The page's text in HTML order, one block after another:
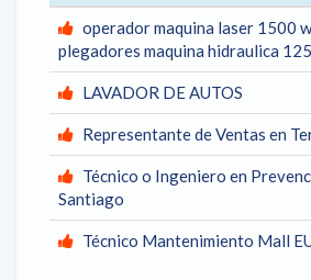
operador maquina laser 1500
plegadores maquina hidraulica
LAVADOR DE AUTOS
Representante de Ventas en
Técnico o Ingeniero en
Santiago
Técnico Mantenimiento Mall